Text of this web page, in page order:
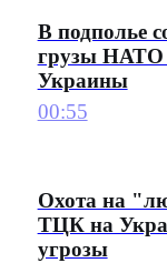
В подполье
грузы НАТО
Украины
00:55
Охота на
ТЦК на
угрозы